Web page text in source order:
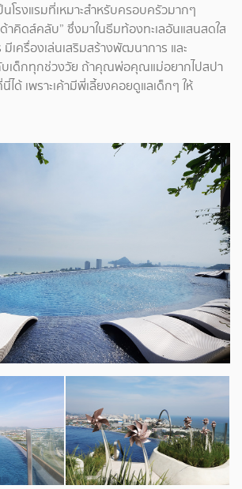
โรงแรมที่เหมาะสำหรับครอบครัวมากๆ
คิดส์คลับ” ซึ่งมาในธีมท้องทะเลอันแสนสดใส
เครื่องเล่นเสริมสร้างพัฒนาการ และ
บเด็กทุกช่วงวัย ถ้าคุณพ่อคุณแม่อยากไปสปา
ได้ เพราะเค้ามีพี่เลี้ยงคอยดูแลเด็กๆ ให้